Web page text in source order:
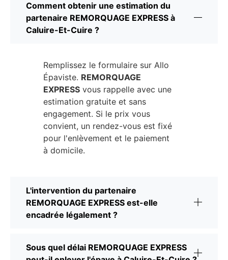
Comment obtenir une estimation du
partenaire REMORQUAGE EXPRESS à
Caluire-Et-Cuire ?
Remplissez le formulaire sur Allo
Épaviste. REMORQUAGE
EXPRESS vous rappelle avec une
estimation gratuite et sans
engagement. Si le prix vous
convient, un rendez-vous est fixé
pour l'enlèvement et le paiement
à domicile.
L'intervention du partenaire
REMORQUAGE EXPRESS est-elle
encadrée légalement ?
Sous quel délai REMORQUAGE EXPRESS